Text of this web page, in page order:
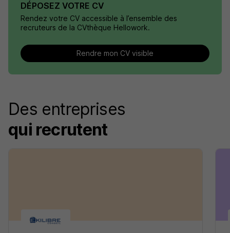
DÉPOSEZ VOTRE CV
Rendez votre CV accessible à l’ensemble des
recruteurs de la CVthèque Hellowork.
Rendre mon CV visible
Des entreprises
qui recrutent